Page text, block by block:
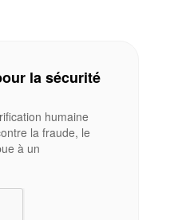
la sécurité
humaine
la fraude, le
à un